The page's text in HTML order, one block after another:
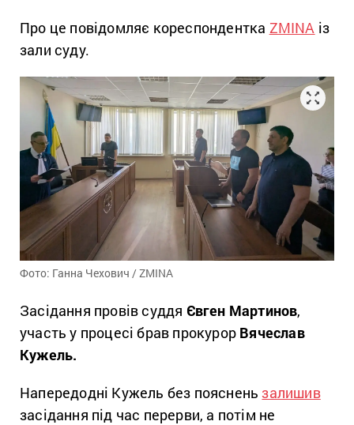
Про це повідомляє кореспондентка ZMINA із
зали суду.
Фото: Ганна Чехович / ZMINA
Засідання провів суддя Євген Мартинов,
участь у процесі брав прокурор Вячеслав
Кужель.
Напередодні Кужель без поясненьзалишив
засідання під час перерви, а потім не